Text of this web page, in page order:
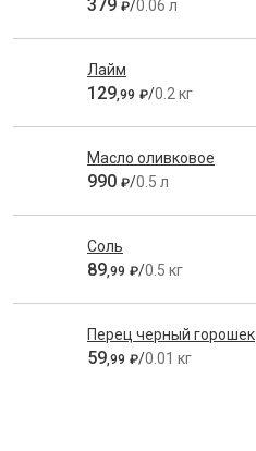
379 ₽/0.06 л
Лайм
129,99 ₽/0.2 кг
Масло оливковое
990 ₽/0.5 л
Соль
89,99 ₽/0.5 кг
Перец черный горошек
59,99 ₽/0.01 кг